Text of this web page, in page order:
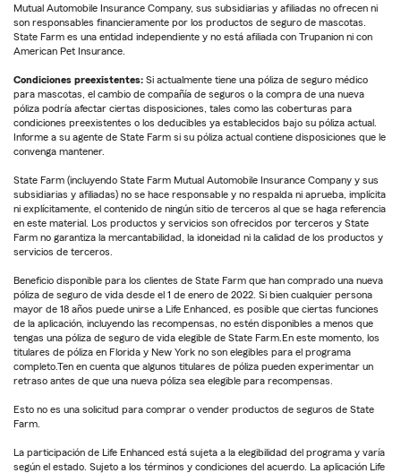
Mutual Automobile Insurance Company, sus subsidiarias y afiliadas no ofrecen ni
son responsables financieramente por los productos de seguro de mascotas.
State Farm es una entidad independiente y no está afiliada con Trupanion ni con
American Pet Insurance.
Condiciones preexistentes: Si actualmente tiene una póliza de seguro médico
para mascotas, el cambio de compañía de seguros o la compra de una nueva
póliza podría afectar ciertas disposiciones, tales como las coberturas para
condiciones preexistentes o los deducibles ya establecidos bajo su póliza actual.
Informe a su agente de State Farm si su póliza actual contiene disposiciones que le
convenga mantener.
State Farm (incluyendo State Farm Mutual Automobile Insurance Company y sus
subsidiarias y afiliadas) no se hace responsable y no respalda ni aprueba, implícita
ni explícitamente, el contenido de ningún sitio de terceros al que se haga referencia
en este material. Los productos y servicios son ofrecidos por terceros y State
Farm no garantiza la mercantabilidad, la idoneidad ni la calidad de los productos y
servicios de terceros.
Beneficio disponible para los clientes de State Farm que han comprado una nueva
póliza de seguro de vida desde el 1 de enero de 2022. Si bien cualquier persona
mayor de 18 años puede unirse a Life Enhanced, es posible que ciertas funciones
de la aplicación, incluyendo las recompensas, no estén disponibles a menos que
tengas una póliza de seguro de vida elegible de State Farm.En este momento, los
titulares de póliza en Florida y New York no son elegibles para el programa
completo.Ten en cuenta que algunos titulares de póliza pueden experimentar un
retraso antes de que una nueva póliza sea elegible para recompensas.
Esto no es una solicitud para comprar o vender productos de seguros de State
Farm.
La participación de Life Enhanced está sujeta a la elegibilidad del programa y varía
según el estado. Sujeto a los términos y condiciones del acuerdo. La aplicación Life